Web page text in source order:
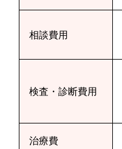
相談費用
検査・診断費用
治療費